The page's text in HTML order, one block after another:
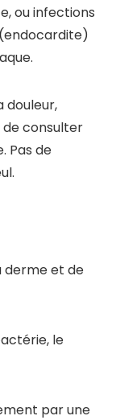
ou infections
douleur,
de consulter
Pas de
derme et de
le
par une